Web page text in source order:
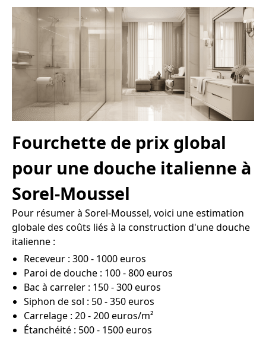
Fourchette de prix global
pour une douche italienne à
Sorel-Moussel
Pour résumer à Sorel-Moussel, voici une estimation
globale des coûts liés à la construction d'une douche
italienne :
Receveur : 300 - 1000 euros
Paroi de douche : 100 - 800 euros
Bac à carreler : 150 - 300 euros
Siphon de sol : 50 - 350 euros
Carrelage : 20 - 200 euros/m²
Étanchéité : 500 - 1500 euros